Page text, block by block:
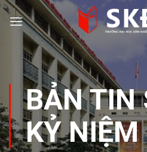
Skip
content
BẢN TIN
KỶ